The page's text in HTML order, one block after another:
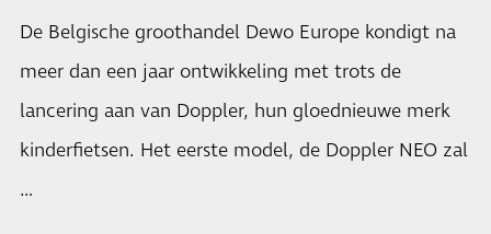
De Belgische groothandel Dewo Europe kondigt na
meer dan een jaar ontwikkeling met trots de
lancering aan van Doppler, hun gloednieuwe merk
kinderfietsen. Het eerste model, de Doppler NEO zal
…